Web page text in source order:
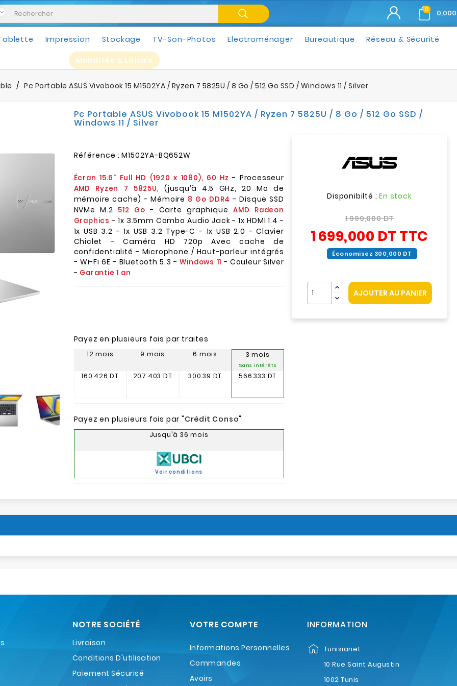
0
Impression Stockage TV-Son-Photos Electroménager Bureautique Réseau & Sécurité
Mobilités & Loisirs
Pc Portable ASUS Vivobook 15 M1502YA / Ryzen 7 5825U / 8 Go / 512 Go SSD / Windows 11 / Silver

Pc Portable ASUS Vivobook 15 M1502YA / Ryzen 7 5825U / 8 Go / 512 Go SSD /
Windows 11 / Silver
Référence : M1502YA-BQ652W
Écran 15.6" Full HD (1920 x 1080), 60 Hz - Processeur
AMD Ryzen 7 5825U, (jusqu’à 4.5 GHz, 20 Mo de
mémoire cache) - Mémoire 8 Go DDR4 - Disque SSD
NVMe M.2 512 Go - Carte graphiqueAMD Radeon
Graphics - 1x 3.5mm Combo Audio Jack - 1x HDMI 1.4 -
1x USB 3.2 - 1x USB 3.2 Type-C - 1x USB 2.0 - Clavier
Chiclet - Caméra HD 720p Avec cache de
confidentialité - Microphone / Haut-parleur intégrés
- Wi-Fi 6E - Bluetooth 5.3 -Windows 11 - Couleur Silver
- Garantie 1 an
Disponibilté :En stock
1 999,000 DT
1 699,000 DT TTC
Économisez 300,000 DT
AJOUTER AU PANIER
Payez en plusieurs fois par traites
12 mois
160.426 DT
9 mois
207.403 DT
6 mois
300.39 DT
3 mois
Sans intérêts
566.333 DT
Payez en plusieurs fois par "Crédit Conso"
Jusqu'à 36 mois
Voir conditions
NOTRE SOCIÉTÉ
Livraison
Conditions D'utilisation
Paiement Sécurisé
VOTRE COMPTE
Informations Personnelles
Commandes
Avoirs
INFORMATION
Tunisianet
10 Rue Saint Augustin
1002 Tunis